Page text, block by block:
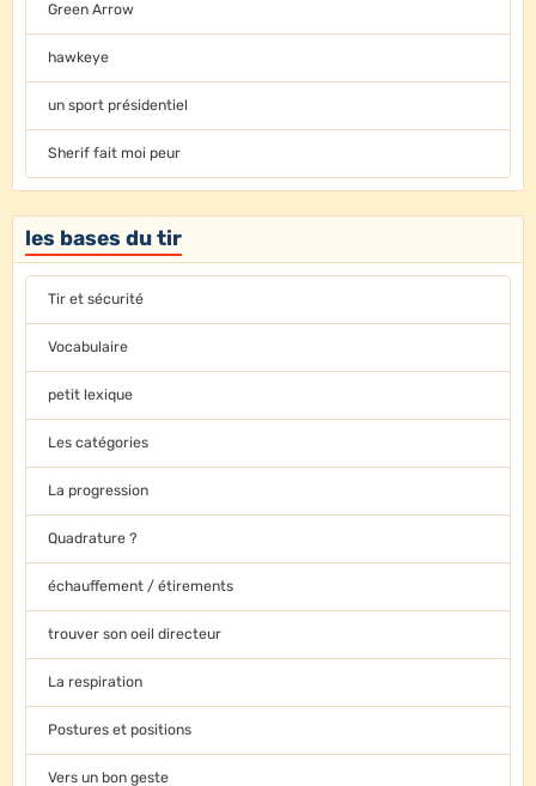
Green Arrow
hawkeye
un sport présidentiel
Sherif fait moi peur
les bases du tir
Tir et sécurité
Vocabulaire
petit lexique
Les catégories
La progression
Quadrature ?
échauffement / étirements
trouver son oeil directeur
La respiration
Postures et positions
Vers un bon geste